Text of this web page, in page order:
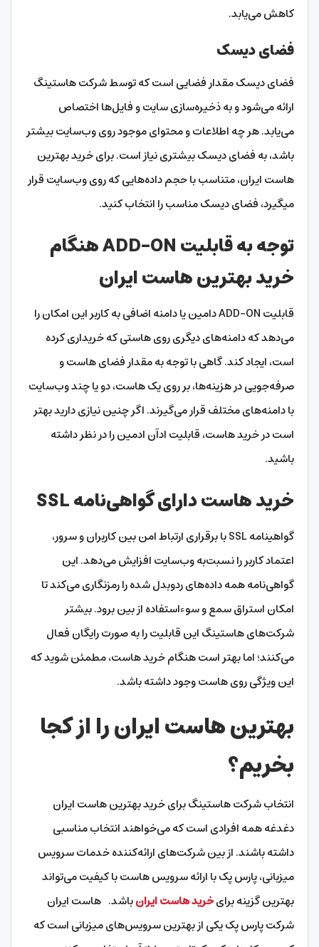
کاهش می‌یابد.
فضای دیسک
فضای دیسک مقدار فضایی است که توسط شرکت هاستینگ
ارائه می‌شود و به ذخیره‌سازی سایت و فایل‌ها اختصاص
می‌یابد. هر چه اطلاعات و محتوای موجود روی وب‌سایت بیشتر
باشد، به فضای دیسک بیشتری نیاز است. برای خرید بهترین
هاست ایران، متناسب با حجم داده‌هایی که روی وب‌سایت قرار
می‎گیرد، فضای دیسک مناسب را انتخاب کنید.
توجه به قابلیت ADD-ON هنگام
خرید بهترین هاست ایران
قابلیت ADD-ON دامین یا دامنه اضافی به کاربر این امکان را
می‌دهد که دامنه‌‌های دیگری روی هاستی که خریداری کرده
است، ایجاد کند. گاهی با توجه به مقدار فضای هاست و
صرفه‌جویی در هزینه‌ها، بر روی یک هاست، دو یا چند وب‌سایت
با دامنه‌های مختلف قرار می‌گیرند. اگر چنین نیازی دارید بهتر
است در خرید هاست، قابلیت ادآن ادمین را در نظر داشته
باشید.
خرید هاست دارای گواهی‌نامه SSL
گواهینامه SSL با برقراری ارتباط امن بین کاربران و سرور،
اعتماد کاربر را نسبت‌به وب‌سایت افزایش می‌دهد. این
گواهی‌نامه همه داده‌های ردوبدل شده را رمزنگاری می‌کند تا
امکان استراق سمع و سوءاستفاده از بین برود. بیشتر
شرکت‌های هاستینگ این قابلیت را به صورت رایگان فعال
می‌کنند؛ اما بهتر است هنگام خرید هاست، مطمئن شوید که
این ویژگی روی هاست وجود داشته باشد.
بهترین هاست ایران را از کجا
بخریم؟
انتخاب شرکت هاستینگ برای خرید بهترین هاست ایران
دغدغه همه افرادی است که می‌خواهند انتخاب مناسبی
داشته باشند. از بین شرکت‌های ارائه‌کننده خدمات سرویس
میزبانی، پارس پک با ارائه سرویس هاست با کیفیت می‌تواند
بهترین گزینه برایخرید هاست ایرانباشد. هاست ایران
شرکت پارس پک یکی از بهترین سرویس‌های میزبانی است که